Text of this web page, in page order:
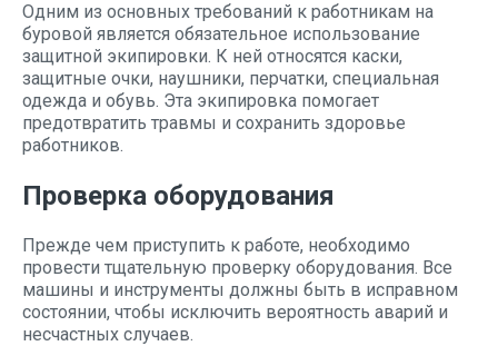
Одним из основных требований к работникам на
буровой является обязательное использование
защитной экипировки. К ней относятся каски,
защитные очки, наушники, перчатки, специальная
одежда и обувь. Эта экипировка помогает
предотвратить травмы и сохранить здоровье
работников.
Проверка оборудования
Прежде чем приступить к работе, необходимо
провести тщательную проверку оборудования. Все
машины и инструменты должны быть в исправном
состоянии, чтобы исключить вероятность аварий и
несчастных случаев.